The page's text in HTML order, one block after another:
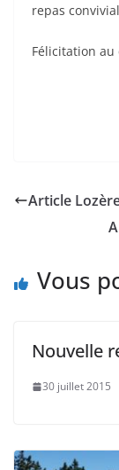
repas
Félicitation
Article
Vous
Nouvelle
30 juillet 2015